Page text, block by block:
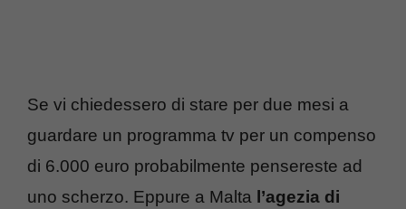
Se vi chiedessero di stare per due mesi a
guardare un programma tv per un compenso
di 6.000 euro probabilmente pensereste ad
uno scherzo. Eppure a Malta l’agezia di